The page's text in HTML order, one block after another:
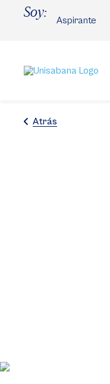
Soy:
Aspirante
Atrás